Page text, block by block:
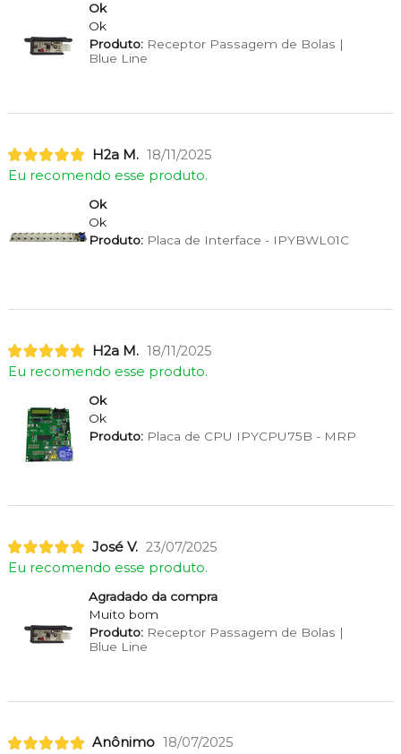
Ok
Ok
Produto:Receptor Passagem de Bolas |
Blue Line
H2a M. 18/11/2025
Eu recomendo esse produto.
Ok
Ok
Produto:Placa de Interface - IPYBWL01C
H2a M. 18/11/2025
Eu recomendo esse produto.
Ok
Ok
Produto:Placa de CPU IPYCPU75B - MRP
José V. 23/07/2025
Eu recomendo esse produto.
Agradado da compra
Muito bom
Produto:Receptor Passagem de Bolas |
Blue Line
Anônimo 18/07/2025